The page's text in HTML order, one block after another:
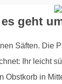
geht
Säften. Die
Ihr leicht
in